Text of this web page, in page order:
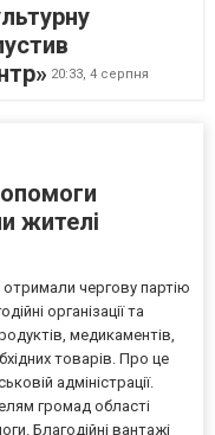
20:33, 4 серпня
жителі
отримали чергову партію
організації та
медикаментів,
товарів. Про це
адміністрації.
громад області
Благодійні вантажі